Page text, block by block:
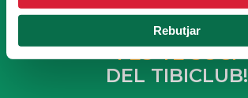
Rebutjar
FES-TE SOCI
DEL TIBICLUB!